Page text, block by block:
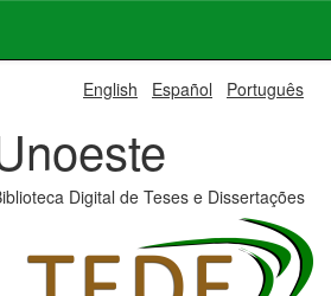
English Español Português
Digital de Teses e Dissertações